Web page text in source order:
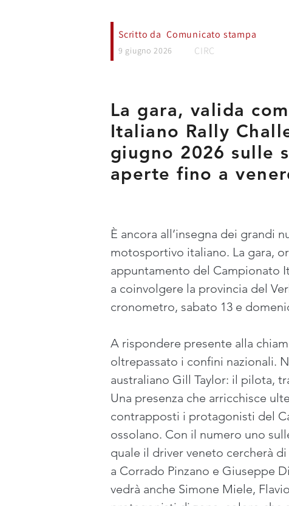
Scritto da Comunicato stampa
9 giugno 2026 CIRC
La gara, valida
Italiano Rally
giugno 2026 sulle
aperte fino a
È ancora all’insegna dei grandi
motosportivo italiano. La gara,
appuntamento del Campionato
a coinvolgere la provincia del
cronometro, sabato 13 e
A rispondere presente alla
oltrepassato i confini nazionali.
australiano Gill Taylor: il pilota,
Una presenza che arricchisce
contrapposti i protagonisti del
ossolano. Con il numero uno
quale il driver veneto cercherà
a Corrado Pinzano e Giuseppe
vedrà anche Simone Miele,